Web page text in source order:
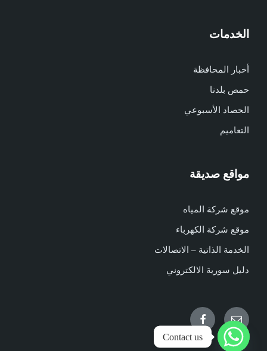
الخدمات
أخبار المحافظة
حمص بلدنا
الحصاد الأسبوعي
التعاميم
مواقع صديقة
موقع شركة المياه
موقع شركة الكهرباء
الخدمة الذاتية – الاتصالات
دليل سورية الالكتروني
Email
Facebook
Contact us